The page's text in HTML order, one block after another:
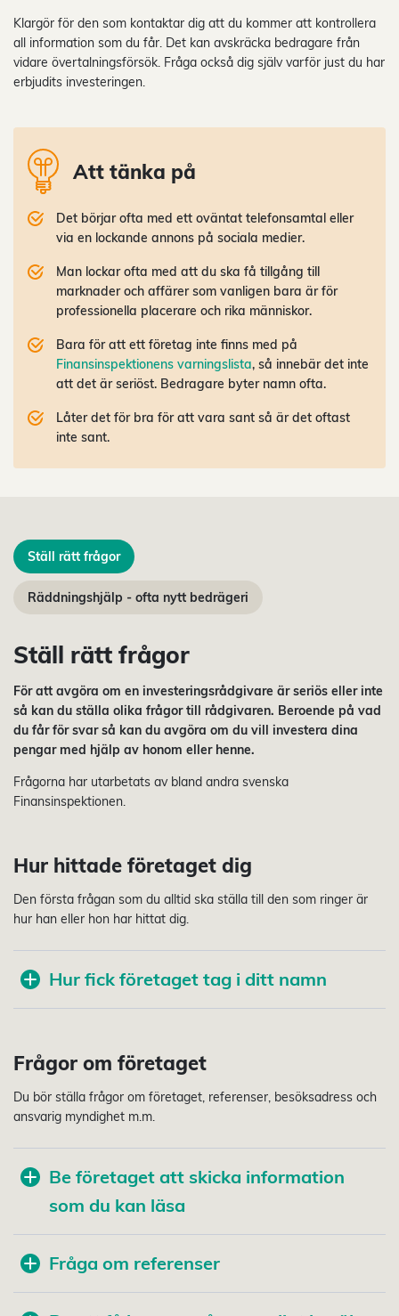
Klargör för den som kontaktar dig att du kommer att kontrollera
all information som du får. Det kan avskräcka bedragare från
vidare övertalningsförsök. Fråga också dig själv varför just du har
erbjudits investeringen.
Att tänka på
Det börjar ofta med ett oväntat telefonsamtal eller
via en lockande annons på sociala medier.
Man lockar ofta med att du ska få tillgång till
marknader och affärer som vanligen bara är för
professionella placerare och rika människor.
Bara för att ett företag inte finns med på
Finansinspektionens varningslista, så innebär det inte
att det är seriöst. Bedragare byter namn ofta.
Låter det för bra för att vara sant så är det oftast
inte sant.
Ställ rätt frågor
Räddningshjälp - ofta nytt bedrägeri
Ställ rätt frågor
För att avgöra om en investeringsrådgivare är seriös eller inte
så kan du ställa olika frågor till rådgivaren. Beroende på vad
du får för svar så kan du avgöra om du vill investera dina
pengar med hjälp av honom eller henne.
Frågorna har utarbetats av bland andra svenska
Finansinspektionen.
Hur hittade företaget dig
Den första frågan som du alltid ska ställa till den som ringer är
hur han eller hon har hittat dig.
Hur fick företaget tag i ditt namn
Frågor om företaget
Du bör ställa frågor om företaget, referenser, besöksadress och
ansvarig myndighet m.m.
Be företaget att skicka information
som du kan läsa
Fråga om referenser